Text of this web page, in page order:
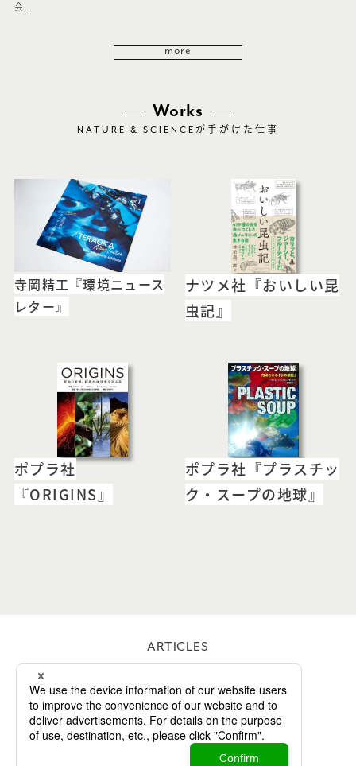
会…
more
Works
NATURE & SCIENCE が手がけた仕事
寺岡精工『環境ニュース
レター』
ナツメ社『おいしい昆
虫記』
ポプラ社
『ORIGINS』
ポプラ社『プラスチッ
ク・スープの地球』
ARTICLES
WORKS
ABOUT